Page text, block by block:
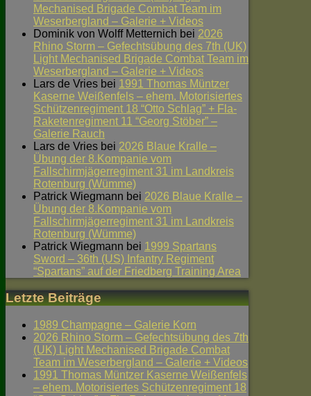
Mechanised Brigade Combat Team im
Weserbergland – Galerie + Videos
Dominik von Wolff Metternich bei 2026
Rhino Storm – Gefechtsübung des 7th (UK)
Light Mechanised Brigade Combat Team im
Weserbergland – Galerie + Videos
Lars de Vries bei 1991 Thomas Müntzer
Kaserne Weißenfels – ehem. Motorisiertes
Schützenregiment 18 “Otto Schlag” + Fla-
Raketenregiment 11 “Georg Stöber” –
Galerie Rauch
Lars de Vries bei 2026 Blaue Kralle –
Übung der 8.Kompanie vom
Fallschirmjägerregiment 31 im Landkreis
Rotenburg (Wümme)
Patrick Wiegmann bei 2026 Blaue Kralle –
Übung der 8.Kompanie vom
Fallschirmjägerregiment 31 im Landkreis
Rotenburg (Wümme)
Patrick Wiegmann bei 1999 Spartans
Sword – 36th (US) Infantry Regiment
“Spartans” auf der Friedberg Training Area
Letzte Beiträge
1989 Champagne – Galerie Korn
2026 Rhino Storm – Gefechtsübung des 7th
(UK) Light Mechanised Brigade Combat
Team im Weserbergland – Galerie + Videos
1991 Thomas Müntzer Kaserne Weißenfels
– ehem. Motorisiertes Schützenregiment 18